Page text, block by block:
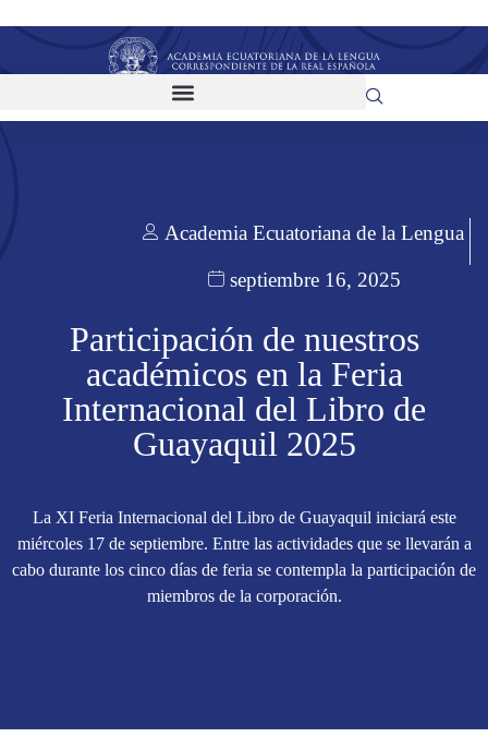
Academia Ecuatoriana de la Lengua
septiembre 16, 2025
Participación de nuestros
académicos en la Feria
Internacional del Libro de
Guayaquil 2025
La XI Feria Internacional del Libro de Guayaquil iniciará este
miércoles 17 de septiembre. Entre las actividades que se llevarán a
cabo durante los cinco días de feria se contempla la participación de
miembros de la corporación.